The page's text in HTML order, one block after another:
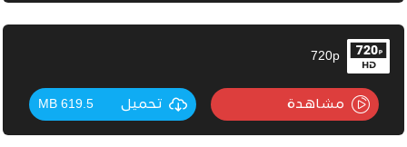
720p
مشاهدة تحميل 619.5 MB